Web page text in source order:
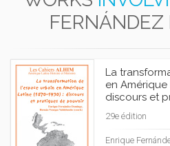
FERNÁNDEZ
La
en Amérique
discours et
29e édition
Enrique